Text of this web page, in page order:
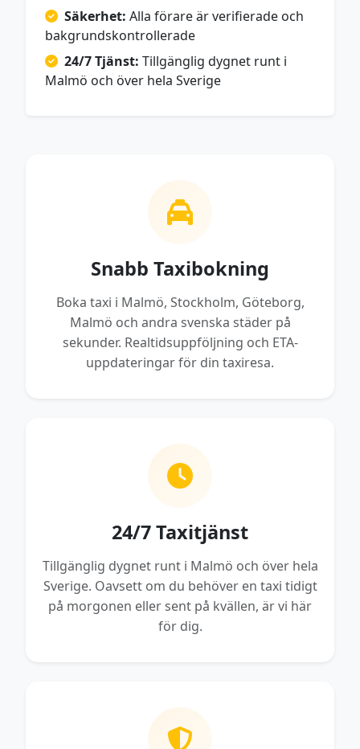
Säkerhet: Alla förare är verifierade och
bakgrundskontrollerade
24/7 Tjänst: Tillgänglig dygnet runt i
Malmö och över hela Sverige
Snabb Taxibokning
Boka taxi i Malmö, Stockholm, Göteborg,
Malmö och andra svenska städer på
sekunder. Realtidsuppföljning och ETA-
uppdateringar för din taxiresa.
24/7 Taxitjänst
Tillgänglig dygnet runt i Malmö och över hela
Sverige. Oavsett om du behöver en taxi tidigt
på morgonen eller sent på kvällen, är vi här
för dig.